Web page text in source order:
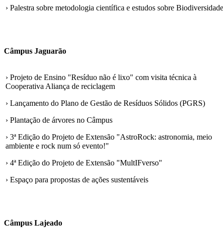
› Palestra sobre metodologia científica e estudos sobre
Câmpus Jaguarão
› Projeto de Ensino "Resíduo não é lixo" com visita técnica à
Cooperativa Aliança de reciclagem
› Lançamento do Plano de Gestão de Resíduos Sólidos (PGRS)
› Plantação de árvores no Câmpus
› 3ª Edição do Projeto de Extensão "AstroRock: astronomia, meio
ambiente e rock num só evento!"
› 4ª Edição do Projeto de Extensão "MultIFverso"
› Espaço para propostas de ações sustentáveis
Câmpus Lajeado